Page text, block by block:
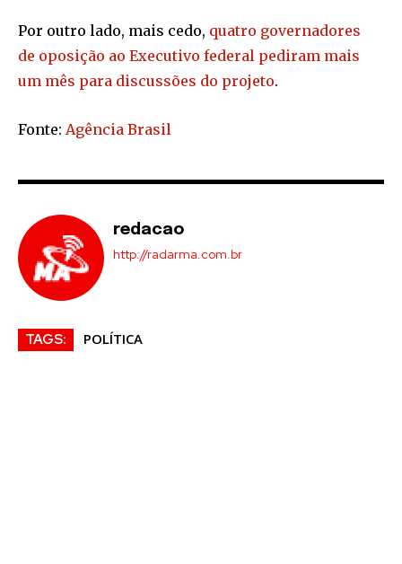
Por outro lado, mais cedo, quatro governadores
de oposição ao Executivo federal pediram mais
um mês para discussões do projeto.
Fonte: Agência Brasil
redacao
http://radarma.com.br
TAGS: POLÍTICA